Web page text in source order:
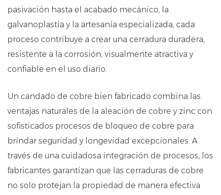
pasivación hasta el acabado mecánico, la
galvanoplastia y la artesanía especializada, cada
proceso contribuye a crear una cerradura duradera,
resistente a la corrosión, visualmente atractiva y
confiable en el uso diario.
Un candado de cobre bien fabricado combina las
ventajas naturales de la aleación de cobre y zinc con
sofisticados procesos de bloqueo de cobre para
brindar seguridad y longevidad excepcionales. A
través de una cuidadosa integración de procesos, los
fabricantes garantizan que las cerraduras de cobre
no solo protejan la propiedad de manera efectiva